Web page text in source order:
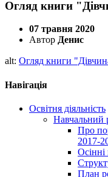
Огляд книги
07 травня 2020
Автор Денис
alt: Огляд книги
Навігація
Освітня діяльність
Навчальний
Про
2017-
Осінні
План